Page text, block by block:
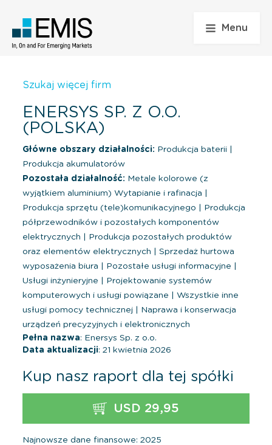
Menu
Szukaj więcej firm
ENERSYS SP. Z O.O.
(POLSKA)
Główne obszary działalności: Produkcja baterii
Produkcja akumulatorów
Pozostała działalność: Metale kolorowe (z
wyjątkiem aluminium) Wytapianie i rafinacja
Produkcja sprzętu (tele)komunikacyjnego
Produkcja
półprzewodników i pozostałych komponentów
elektrycznych
Produkcja pozostałych produktów
oraz elementów elektrycznych
Sprzedaż hurtowa
wyposażenia biura
Pozostałe usługi informacyjne
Usługi inżynieryjne
Projektowanie systemów
komputerowych i usługi powiązane
Wszystkie inne
usługi pomocy technicznej
Naprawa i konserwacja
urządzeń precyzyjnych i elektronicznych
Pełna nazwa: Enersys Sp. z o.o.
Data aktualizacji: 21 kwietnia 2026
Kup nasz raport dla tej spółki
USD 29,95
Najnowsze dane finansowe: 2025